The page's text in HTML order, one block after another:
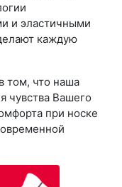
и эластичными
каждую
том, что наша
чувства Вашего
при носке